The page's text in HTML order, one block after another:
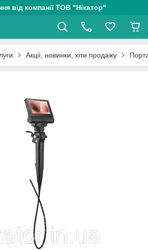
від компанії ТОВ "Нікатор"
Акції, новинки, хіти продажу